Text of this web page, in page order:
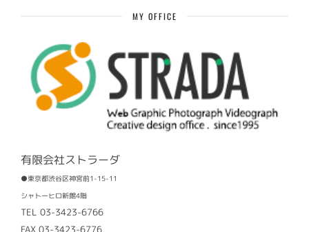
MY OFFICE
有限会社ストラーダ
●東京都渋谷区神宮前1-15-11
シャトーヒロ新館4階
TEL 03-3423-6766
FAX 03-3423-6776